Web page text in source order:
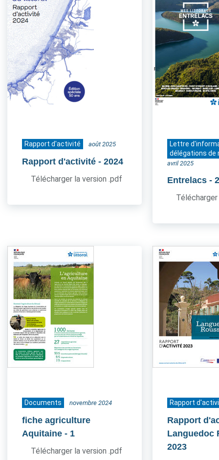
Rapport d'activité août 2025
Rapport d'activité - 2024
Télécharger la version .pdf
Lettre
délégations de
avril 2025
Entrelacs -
Documents novembre 2024
fiche agriculture
Aquitaine - 1
Télécharger la version .pdf
Rapport
Rapport
Languedoc
2023